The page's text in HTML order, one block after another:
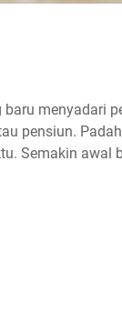
baru menyadari
pensiun.
Semakin awal